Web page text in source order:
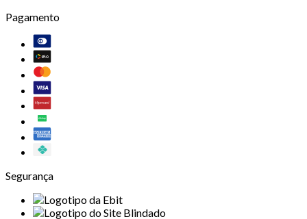
Pagamento
Segurança